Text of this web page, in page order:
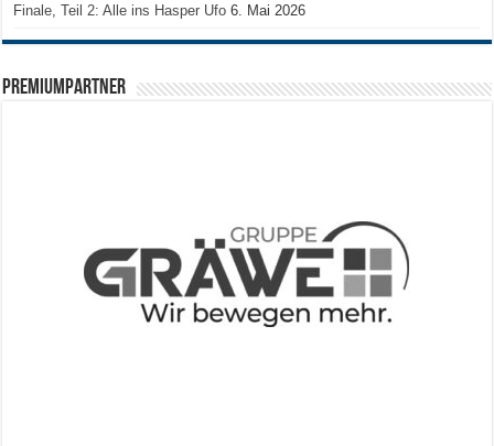
Finale, Teil 2: Alle ins Hasper Ufo 6. Mai 2026
PREMIUMPARTNER